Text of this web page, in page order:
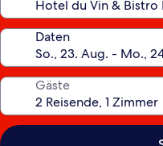
Daten
Gäste